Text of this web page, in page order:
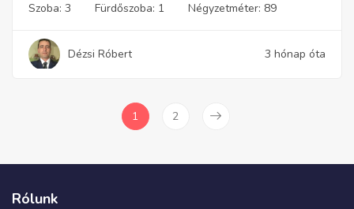
Szoba: 3 Fürdőszoba: 1 Négyzetméter: 89
Dézsi Róbert 3 hónap óta
1 2
Rólunk